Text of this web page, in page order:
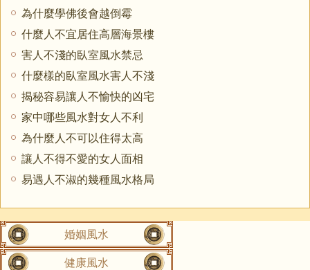
為什麼學佛後會越倒霉
什麼人不宜居住高層海景樓
害人不淺的臥室風水禁忌
什麼樣的臥室風水害人不淺
揭秘容易讓人不愉快的凶宅
家中哪些風水對女人不利
為什麼人不可以住得太高
讓人不得不愛的女人面相
易遇人不淑的幾種風水格局
婚姻風水
健康風水